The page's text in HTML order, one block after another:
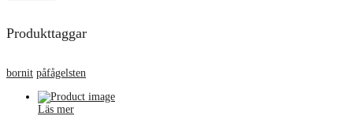
Produkttaggar
bornit påfågelsten
Läs mer